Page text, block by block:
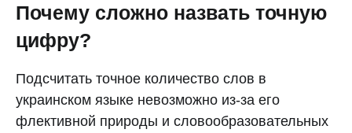
Почему сложно назвать точную
цифру?
Подсчитать точное количество слов в
украинском языке невозможно из-за его
флективной природы и словообразовательных